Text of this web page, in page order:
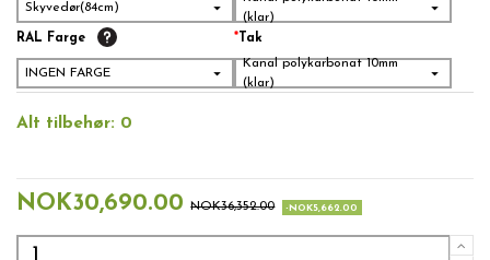
Skyvedør(84cm)
(klar)
RAL Farge
INGEN FARGE
* Tak
Kanal polykarbonat 10mm
(klar)
Alt tilbehør: 0
NOK30,690.00 NOK36,352.00 -NOK5,662.00